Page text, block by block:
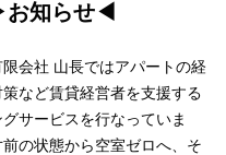
お知らせ◀︎
会社 山長ではアパートの経
など賃貸経営者を支援する
サービスを行なっていま
の状態から空室ゼロへ、そ